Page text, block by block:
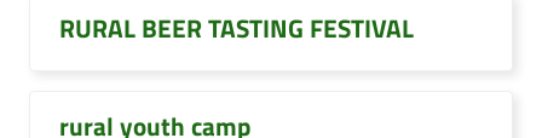
RURAL BEER TASTING FESTIVAL
rural youth camp